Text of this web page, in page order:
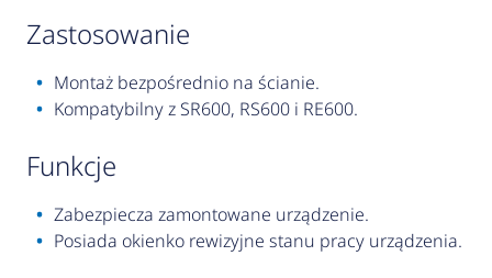
zastosowanie
Montaż bezpośrednio na ścianie.
Kompatybilny z SR600, RS600 i RE600.
funkcje
Zabezpiecza zamontowane urządzenie.
Posiada okienko rewizyjne stanu pracy urządzenia.